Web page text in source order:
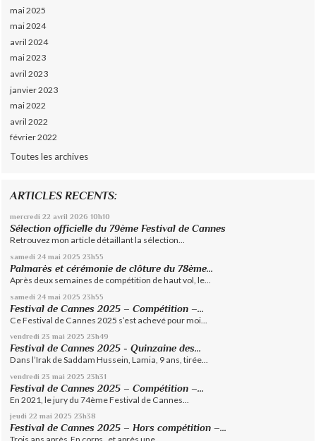
mai 2025
mai 2024
avril 2024
mai 2023
avril 2023
janvier 2023
mai 2022
avril 2022
février 2022
Toutes les archives
ARTICLES RECENTS:
mercredi 22 avril 2026 10h10
Sélection officielle du 79ème Festival de Cannes
Retrouvez mon article détaillant la sélection...
samedi 24 mai 2025 23h55
Palmarès et cérémonie de clôture du 78ème...
Après deux semaines de compétition de haut vol, le...
samedi 24 mai 2025 23h55
Festival de Cannes 2025 – Compétition –...
Ce Festival de Cannes 2025 s’est achevé pour moi...
vendredi 23 mai 2025 23h49
Festival de Cannes 2025 - Quinzaine des...
Dans l’Irak de Saddam Hussein, Lamia, 9 ans, tirée...
vendredi 23 mai 2025 23h31
Festival de Cannes 2025 – Compétition –...
En 2021, le jury du 74ème Festival de Cannes...
jeudi 22 mai 2025 23h38
Festival de Cannes 2025 – Hors compétition –...